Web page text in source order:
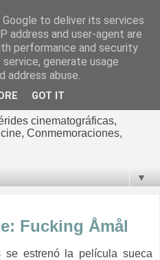
de Jorge
cinematográficas,
Conmemoraciones,
▼
Fucking Åmål
se estrenó la película sueca
to deliver its services
address and user-agent are
performance and security
generate usage
abuse.
GOT IT